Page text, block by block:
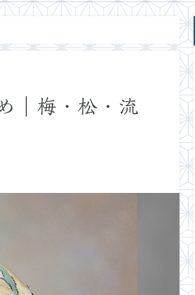
｜梅・松・流